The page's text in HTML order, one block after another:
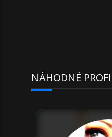
NÁHODNÉ